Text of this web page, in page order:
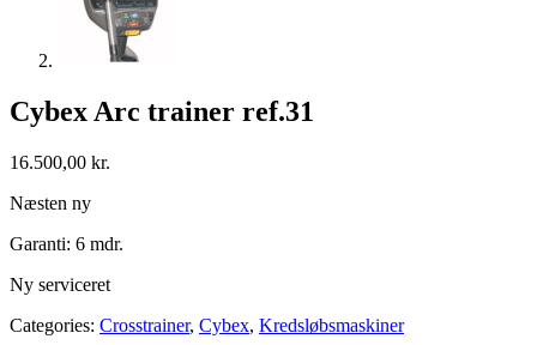
Cybex Arc trainer ref.31
16.500,00 kr.
Næsten ny
Garanti: 6 mdr.
Ny serviceret
Categories: Crosstrainer, Cybex, Kredsløbsmaskiner